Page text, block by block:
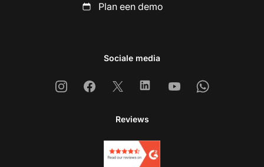
Plan een demo
Sociale media
InstagramFacebook
X LinkedinYoutubeWhatsapp
Reviews